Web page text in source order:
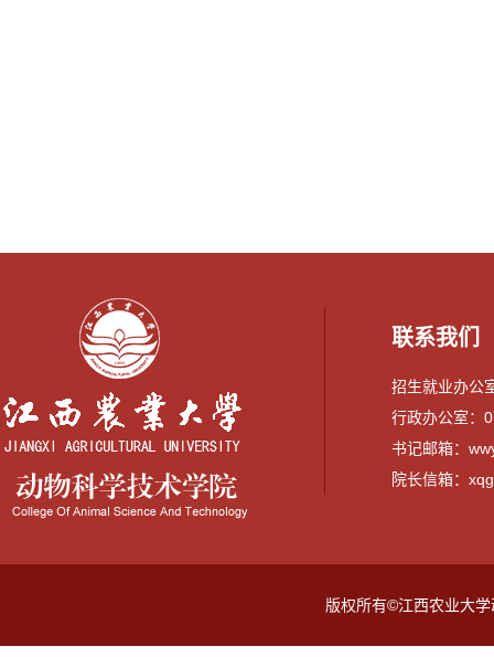
联系我们
招生就业办公
行政办公室：
书记邮箱：
院长信箱：
版权所有©江西农业大